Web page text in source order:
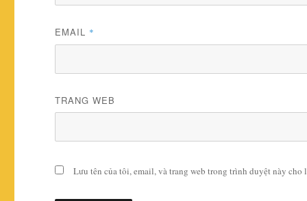
EMAIL *
TRANG WEB
Lưu tên của tôi, email, và trang web trong trình duyệt này